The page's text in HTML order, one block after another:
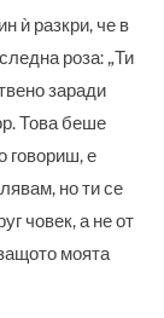
ѝ разкри, че в
роза: „Ти
заради
Това беше
говориш, е
но ти се
човек, а не от
моята